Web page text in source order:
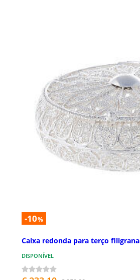
-10%
Caixa redonda para terço
DISPONÍVEL